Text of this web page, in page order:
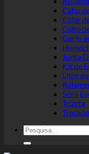
Cabo
Colar
Cubo
Garfo
Junta
Kit de
Óleo
Semi
Trizeta
Pesquisar
por: